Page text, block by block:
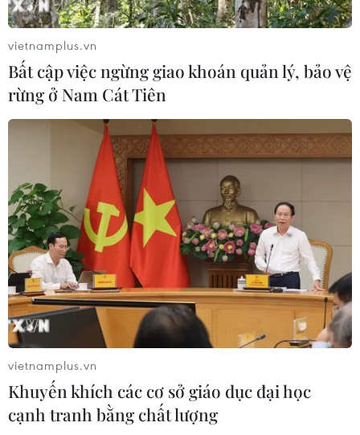
Trong 10 ngày tới Bắc Bộ và Bắc Trung Bộ
trời rét, Hà Nội có rét đậm
14/02/2020 11:22
Từ 14-23/2, nhiều khu vực có mưa, Bắc Bộ và Bắc Trung
Bộ có sương mù, trời rét, khu vực Hà Nội từ đêm 15-
20/2, có mưa, mưa rào rải rác, riêng ngày 16-18/2 trời
rét đậm.
vietnamplus.vn
Bất cập việc ngừng giao khoán quản lý, bảo vệ
rừng ở Nam Cát Tiên
vietnamplus.vn
Khuyến khích các cơ sở giáo dục đại học
cạnh tranh bằng chất lượng